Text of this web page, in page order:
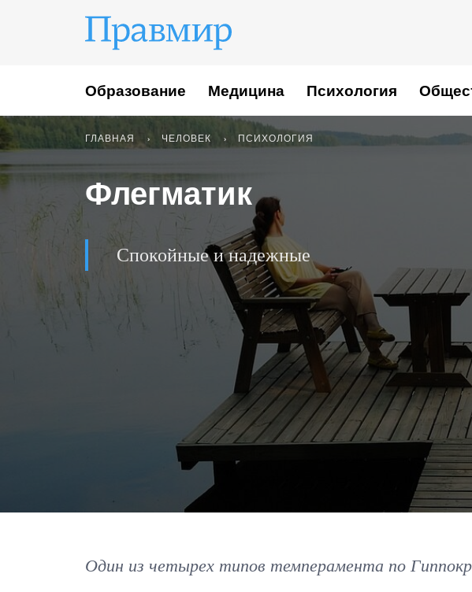
Образование Медицина Психология
ГЛАВНАЯ ЧЕЛОВЕК ПСИХОЛОГИЯ
Флегматик
Спокойные и надежные
Один из четырех типов темперамента по